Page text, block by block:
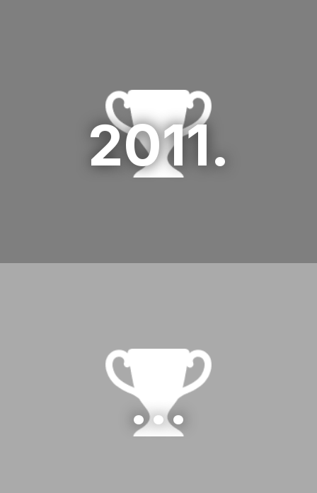
2011.
1. Cemex Hrvatska
2. Podravka
3. SOS
...